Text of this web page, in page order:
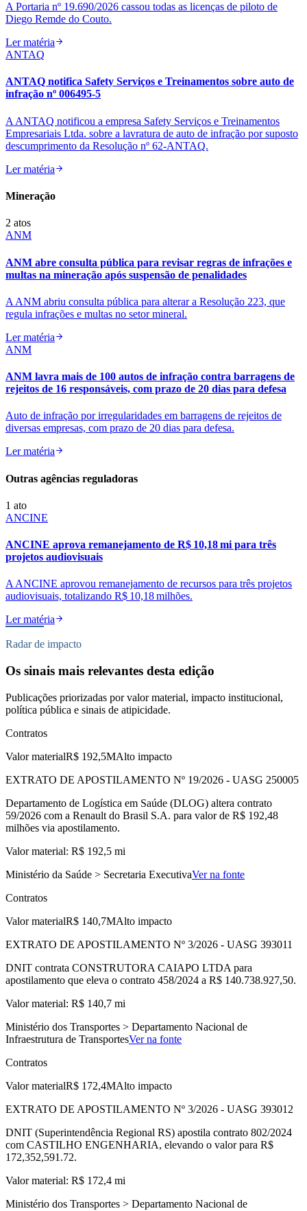
A Portaria nº 19.690/2026 cassou todas as licenças de piloto de
Diego Remde do Couto.
Ler matéria
ANTAQ
ANTAQ notifica Safety Serviços e Treinamentos sobre auto de
infração nº 006495-5
A ANTAQ notificou a empresa Safety Serviços e Treinamentos
Empresariais Ltda. sobre a lavratura de auto de infração por suposto
descumprimento da Resolução nº 62-ANTAQ.
Ler matéria
Mineração
2 atos
ANM
ANM abre consulta pública para revisar regras de infrações e
multas na mineração após suspensão de penalidades
A ANM abriu consulta pública para alterar a Resolução 223, que
regula infrações e multas no setor mineral.
Ler matéria
ANM
ANM lavra mais de 100 autos de infração contra barragens de
rejeitos de 16 responsáveis, com prazo de 20 dias para defesa
Auto de infração por irregularidades em barragens de rejeitos de
diversas empresas, com prazo de 20 dias para defesa.
Ler matéria
Outras agências reguladoras
1 ato
ANCINE
ANCINE aprova remanejamento de R$ 10,18 mi para três
projetos audiovisuais
A ANCINE aprovou remanejamento de recursos para três projetos
audiovisuais, totalizando R$ 10,18 milhões.
Ler matéria
Radar de impacto
Os sinais mais relevantes desta edição
Publicações priorizadas por valor material, impacto institucional,
política pública e sinais de atipicidade.
Contratos
Valor materialR$ 192,5MAlto impacto
EXTRATO DE APOSTILAMENTO Nº 19/2026 - UASG 250005
Departamento de Logística em Saúde (DLOG) altera contrato
59/2026 com a Renault do Brasil S.A. para valor de R$ 192,48
milhões via apostilamento.
Valor material: R$ 192,5 mi
Ministério da Saúde > Secretaria ExecutivaVer na fonte
Contratos
Valor materialR$ 140,7MAlto impacto
EXTRATO DE APOSTILAMENTO Nº 3/2026 - UASG 393011
DNIT contrata CONSTRUTORA CAIAPO LTDA para
apostilamento que eleva o contrato 458/2024 a R$ 140.738.927,50.
Valor material: R$ 140,7 mi
Ministério dos Transportes > Departamento Nacional de
Infraestrutura de TransportesVer na fonte
Contratos
Valor materialR$ 172,4MAlto impacto
EXTRATO DE APOSTILAMENTO Nº 3/2026 - UASG 393012
DNIT (Superintendência Regional RS) apostila contrato 802/2024
com CASTILHO ENGENHARIA, elevando o valor para R$
172,352,591.72.
Valor material: R$ 172,4 mi
Ministério dos Transportes > Departamento Nacional de